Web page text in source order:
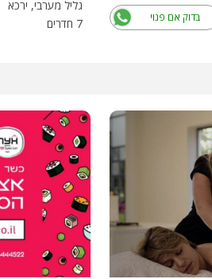
בדוק אם פנוי
גליל מערבי, ירכא
7 חדרים